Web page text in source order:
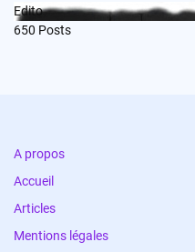
Edito
650 Posts
A propos
Accueil
Articles
Mentions légales